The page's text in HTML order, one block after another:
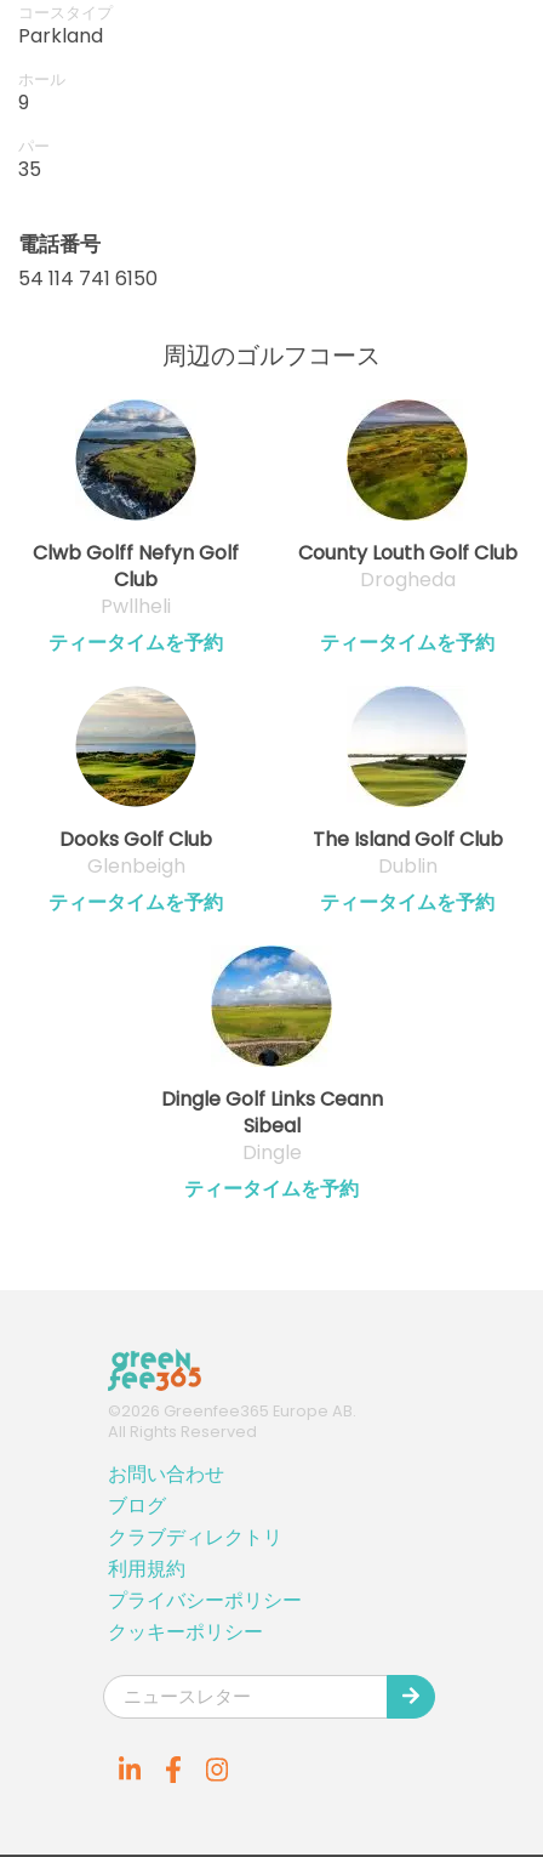
コースタイプ
Parkland
ホール
9
パー
35
電話番号
54 114 741 6150
周辺のゴルフコース
Clwb Golff Nefyn Golf
Club
Pwllheli
ティータイムを予約
County Louth Golf Club
Drogheda
ティータイムを予約
Dooks Golf Club
Glenbeigh
ティータイムを予約
The Island Golf Club
Dublin
ティータイムを予約
Dingle Golf Links Ceann
Sibeal
Dingle
ティータイムを予約
©2026 Greenfee365 Europe AB.
All Rights Reserved
お問い合わせ
ブログ
クラブディレクトリ
利用規約
プライバシーポリシー
クッキーポリシー